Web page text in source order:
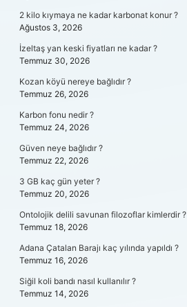
2 kilo kıymaya ne kadar karbonat konur ?
Ağustos 3, 2026
İzeltaş yan keski fiyatları ne kadar ?
Temmuz 30, 2026
Kozan köyü nereye bağlıdır ?
Temmuz 26, 2026
Karbon fonu nedir ?
Temmuz 24, 2026
Güven neye bağlıdır ?
Temmuz 22, 2026
3 GB kaç gün yeter ?
Temmuz 20, 2026
Ontolojik delili savunan filozoflar kimlerdir ?
Temmuz 18, 2026
Adana Çatalan Barajı kaç yılında yapıldı ?
Temmuz 16, 2026
Siğil koli bandı nasıl kullanılır ?
Temmuz 14, 2026